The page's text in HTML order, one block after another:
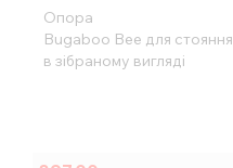
Опора
Bugaboo Bee для стояння
в зібраному вигляді